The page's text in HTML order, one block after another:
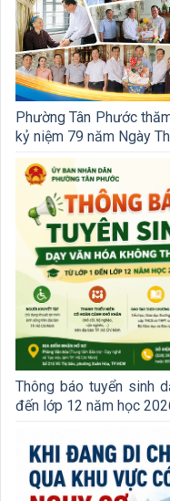
Phường Tân Phước
kỷ niệm 79 năm Ngày
Thông báo tuyển sinh
đến lớp 12 năm học